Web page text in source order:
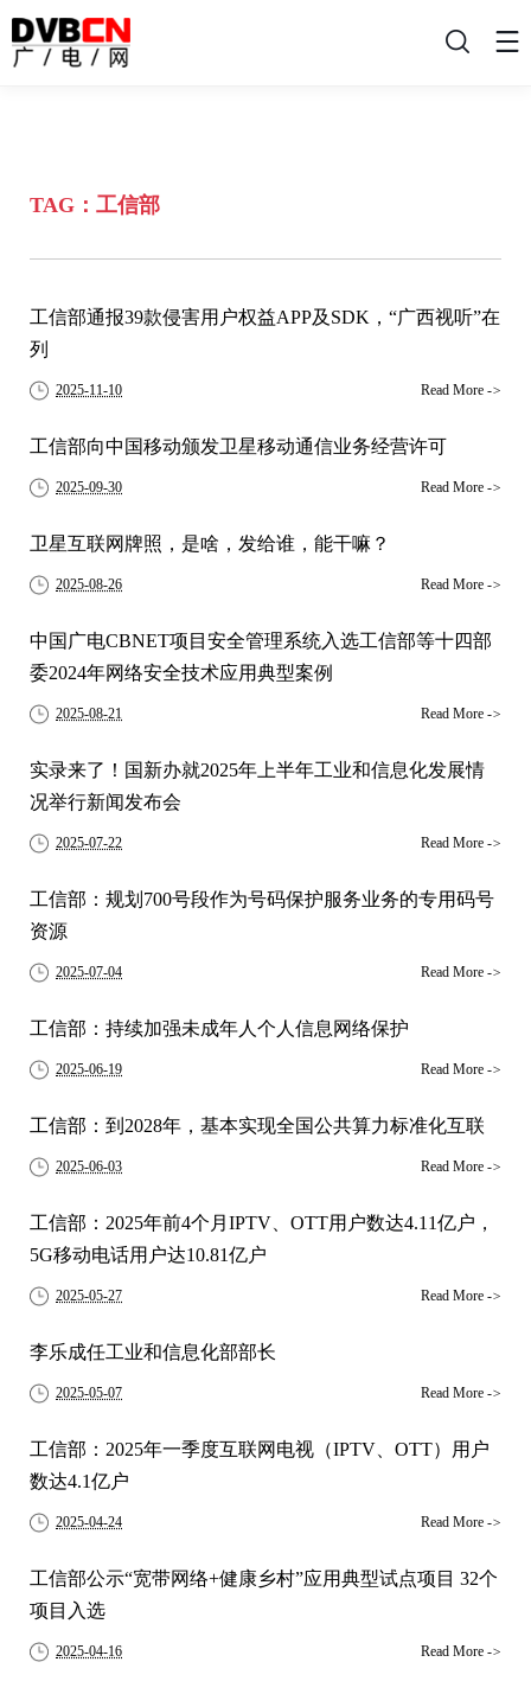
搜
TAG：工信部
工信部通报39款侵害用户权益APP及SDK，“广西视听”在
列
2025-11-10 Read More ->
工信部向中国移动颁发卫星移动通信业务经营许可
2025-09-30 Read More ->
卫星互联网牌照，是啥，发给谁，能干嘛？
2025-08-26 Read More ->
中国广电CBNET项目安全管理系统入选工信部等十四部
委2024年网络安全技术应用典型案例
2025-08-21 Read More ->
实录来了！国新办就2025年上半年工业和信息化发展情
况举行新闻发布会
2025-07-22 Read More ->
工信部：规划700号段作为号码保护服务业务的专用码号
资源
2025-07-04 Read More ->
工信部：持续加强未成年人个人信息网络保护
2025-06-19 Read More ->
工信部：到2028年，基本实现全国公共算力标准化互联
2025-06-03 Read More ->
工信部：2025年前4个月IPTV、OTT用户数达4.11亿户，
5G移动电话用户达10.81亿户
2025-05-27 Read More ->
李乐成任工业和信息化部部长
2025-05-07 Read More ->
工信部：2025年一季度互联网电视（IPTV、OTT）用户
数达4.1亿户
2025-04-24 Read More ->
工信部公示“宽带网络+健康乡村”应用典型试点项目 32个
项目入选
2025-04-16 Read More ->